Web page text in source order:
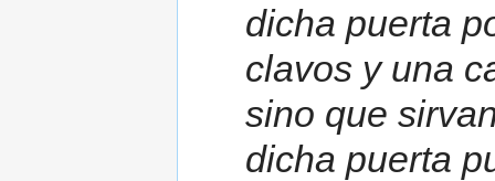
dicha puerta
clavos y una
sino que
dicha puerta